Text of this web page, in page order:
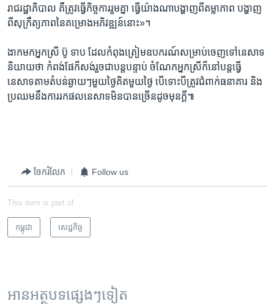
រាជ​រដ្ឋាភិបាល គឺ​ត្រូវ​ធ្វើកិច្ច​ការរួមគ្នា ​ធ្វើ​យ៉ាងណា​បង្ហាញ​ពី​តម្លា​ភាព បង្ហាញ​
ពី​សុក្រឹត្យភាព​នៃ​គម្រោង​អភិវឌ្ឍន៍​នោះ»។
ងាក​មក​អ្នកស្រី ប៊ូ ទាប ដែល​កំពុង​ត្រៀម​ឧបករណ៍​សម្រាប់​ចេញ​ទៅ​នេសាទ​
និយាយ​ថា ​កំពង់ផែ​ក៏​សង់​រួច​ជា​បន្ត​បន្ទាប់ ចំណែក​អ្នកស្រី​ក៏​នៅ​បន្ត​ធ្វើ​
នេសាទ​តាម​តំបន់​ឆ្ងាយៗមួយ​ថ្ងៃ​គិត​មួយថ្ងៃ​ ​បើទោះបីត្រូវ​ជំពាក់​ធនាគារ និង​
ប្រឈម​នឹង​ការ​រក​ផល​នេសាទ​មិន​បាន​ច្រើន​ដូច​មុន​ក្តី៕
ចែករំលែក Follow us
This item is part of
កម្ពុជា សេដ្ឋកិច្ច
អានអត្ថបទផ្សេងៗទៀត